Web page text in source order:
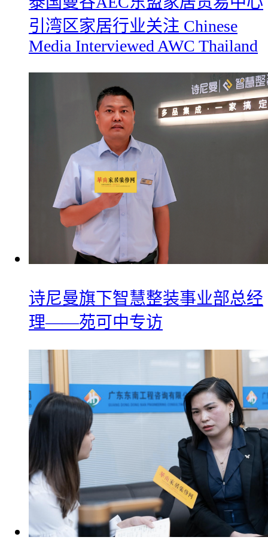
引湾区家居行业关注 Chinese
Media Interviewed AWC Thailand
诗尼曼旗下智慧整装事业部总经
理——苑可中专访